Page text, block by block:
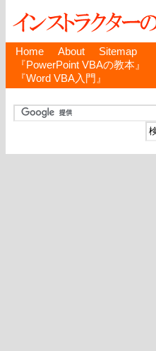
Home About Sitemap
『PowerPoint VBAの教本』
『Word VBA入門』